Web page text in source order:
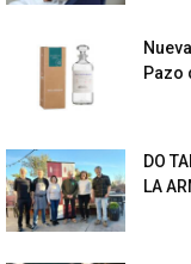
Pazo
DO
LA